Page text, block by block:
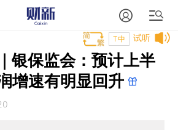
试听
T中
银保监会：预计上半
增速有明显回升